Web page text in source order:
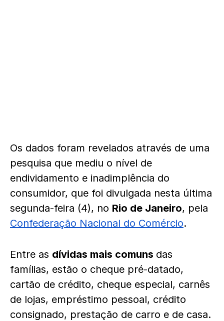
Os dados foram revelados através de uma
pesquisa que mediu o nível de
endividamento e inadimplência do
consumidor, que foi divulgada nesta última
segunda-feira (4), no Rio de Janeiro, pela
Confederação Nacional do Comércio.
Entre as dívidas mais comuns das
famílias, estão o cheque pré-datado,
cartão de crédito, cheque especial, carnês
de lojas, empréstimo pessoal, crédito
consignado, prestação de carro e de casa.